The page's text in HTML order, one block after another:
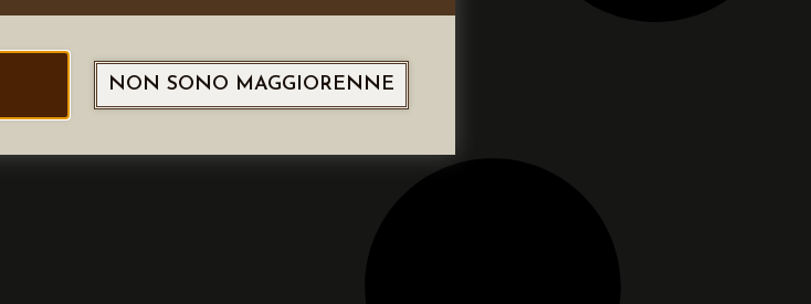
NON SONO MAGGIORENNE